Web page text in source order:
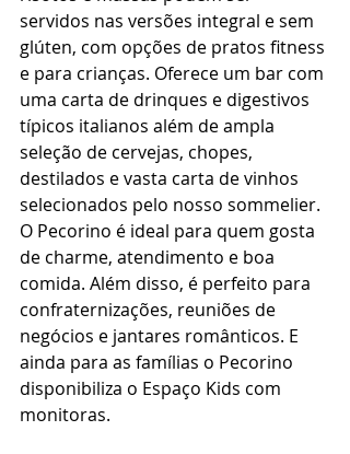
servidos nas versões integral e sem
glúten, com opções de pratos fitness
e para crianças. Oferece um bar com
uma carta de drinques e digestivos
típicos italianos além de ampla
seleção de cervejas, chopes,
destilados e vasta carta de vinhos
selecionados pelo nosso sommelier.
O Pecorino é ideal para quem gosta
de charme, atendimento e boa
comida. Além disso, é perfeito para
confraternizações, reuniões de
negócios e jantares românticos. E
ainda para as famílias o Pecorino
disponibiliza o Espaço Kids com
monitoras.